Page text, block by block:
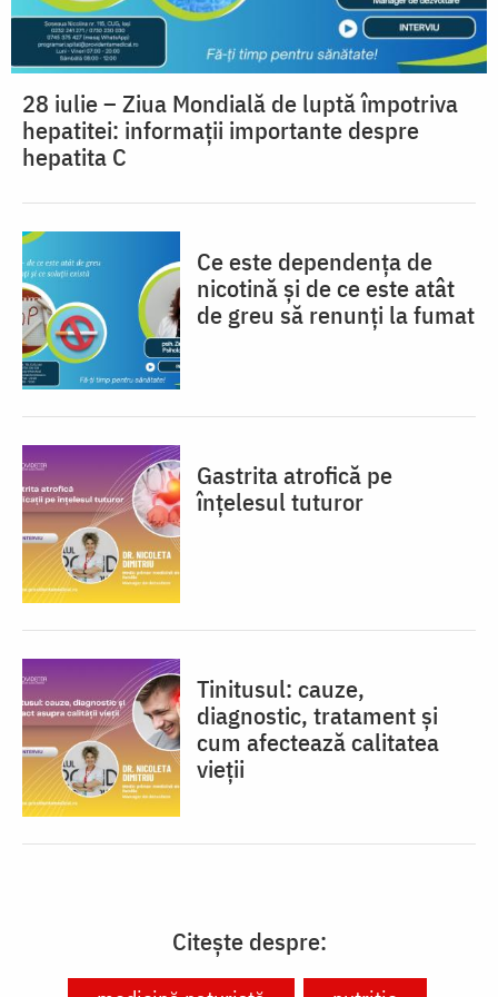
28 iulie – Ziua Mondială de luptă împotriva
hepatitei: informații importante despre
hepatita C
Ce este dependența de
nicotină și de ce este atât
de greu să renunți la fumat
Gastrita atrofică pe
înțelesul tuturor
Tinitusul: cauze,
diagnostic, tratament și
cum afectează calitatea
vieții
Citește despre: